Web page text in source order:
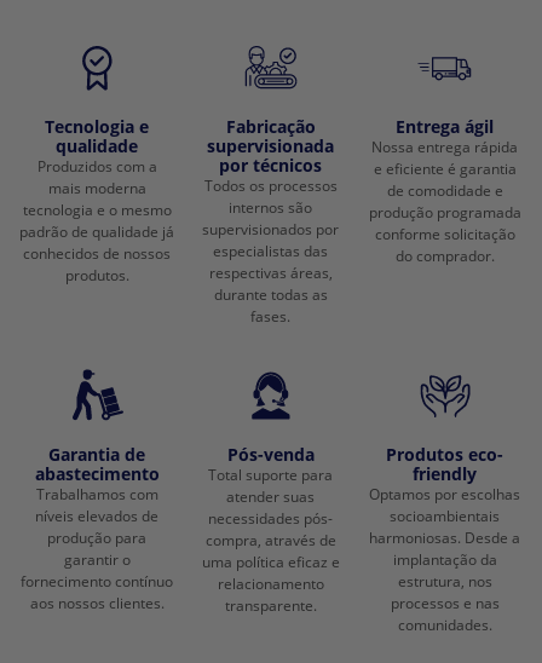
Tecnologia e
qualidade
Produzidos com a
mais moderna
tecnologia e o mesmo
padrão de qualidade já
conhecidos de nossos
produtos.
Fabricação
supervisionada
por técnicos
Todos os processos
internos são
supervisionados por
especialistas das
respectivas áreas,
durante todas as
fases.
Entrega ágil
Nossa entrega rápida
e eficiente é garantia
de comodidade e
produção programada
conforme solicitação
do comprador.
Garantia de
abastecimento
Trabalhamos com
níveis elevados de
produção para
garantir o
fornecimento contínuo
aos nossos clientes.
Pós-venda
Total suporte para
atender suas
necessidades pós-
compra, através de
uma política eficaz e
relacionamento
transparente.
Produtos eco-
friendly
Optamos por escolhas
socioambientais
harmoniosas. Desde a
implantação da
estrutura, nos
processos e nas
comunidades.